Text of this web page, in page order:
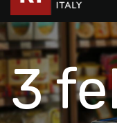
3